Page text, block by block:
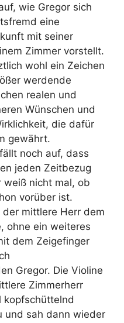
wie Gregor sich
eine
mit seiner
Zimmer vorstellt.
wohl ein Zeichen
werdende
realen und
Wünschen und
die dafür
gewährt.
noch auf, dass
jeden Zeitbezug
weiß nicht mal, ob
vorüber ist.
der mittlere Herr dem
ohne ein weiteres
dem Zeigefinger
Gregor. Die Violine
Zimmerherr
kopfschüttelnd
und sah dann wieder